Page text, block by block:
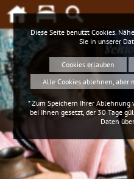
Diese Seite benutzt Cookies.
Sie in unserer
Cookies erlauben
Alle Cookies ablehnen, aber
* Zum Speichern Ihrer
bei Ihnen gesetzt, der 30 Tage
Daten